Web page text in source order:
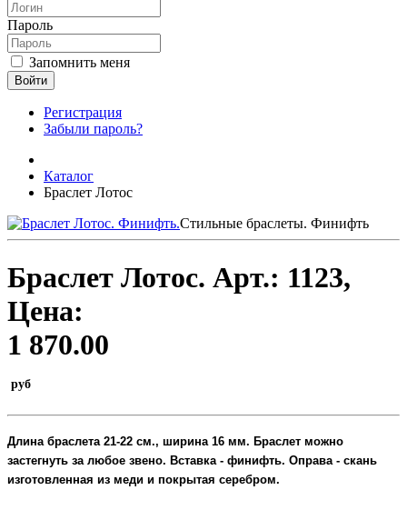
Пароль
Запомнить меня
Войти
Регистрация
Забыли пароль?
Каталог
Браслет Лотос
Стильные браслеты. Финифть
Браслет Лотос. Арт.: 1123,
Цена:
1 870.00
руб
Длина браслета21-22 см., ширина 16 мм. Браслет можно
застегнуть за любое звено. Вставка - финифть. Оправа - скань
изготовленная из меди и покрытая серебром.